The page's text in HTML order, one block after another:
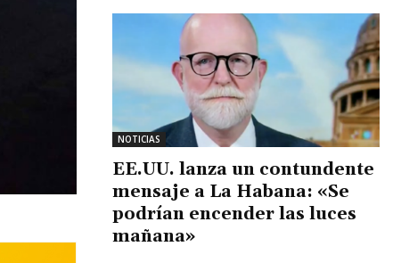
NOTICIAS
EE.UU. lanza un contundente
mensaje a La Habana: «Se
podrían encender las luces
mañana»